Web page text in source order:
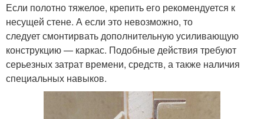
Если полотно тяжелое, крепить его рекомендуется к
несущей стене. А если это невозможно, то
следует смонтирвать дополнительную усиливающую
конструкцию — каркас. Подобные действия требуют
серьезных затрат времени, средств, а также наличия
специальных навыков.